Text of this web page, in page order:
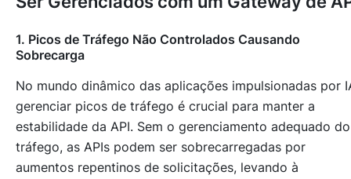
1. Picos de Tráfego Não Controlados Causando
Sobrecarga
No mundo dinâmico das aplicações impulsionadas por
gerenciar picos de tráfego é crucial para manter a
estabilidade da API. Sem o gerenciamento adequado do
tráfego, as APIs podem ser sobrecarregadas por
aumentos repentinos de solicitações, levando à